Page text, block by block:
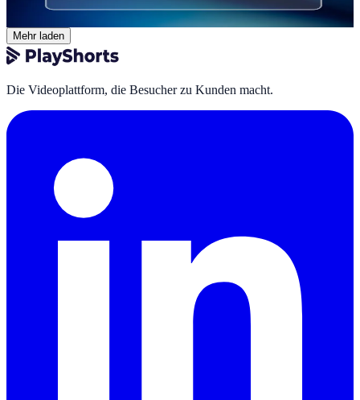
12. Februar 2026
Mehr laden
Die Videoplattform, die Besucher zu Kunden macht.